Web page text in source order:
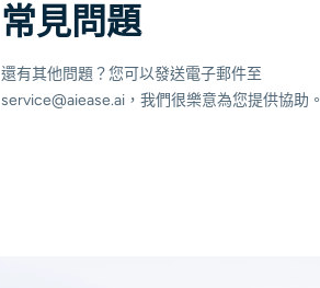
常見問題
還有其他問題？您可以發送電子郵件至
service@aiease.ai，我們很樂意為您提供協助。